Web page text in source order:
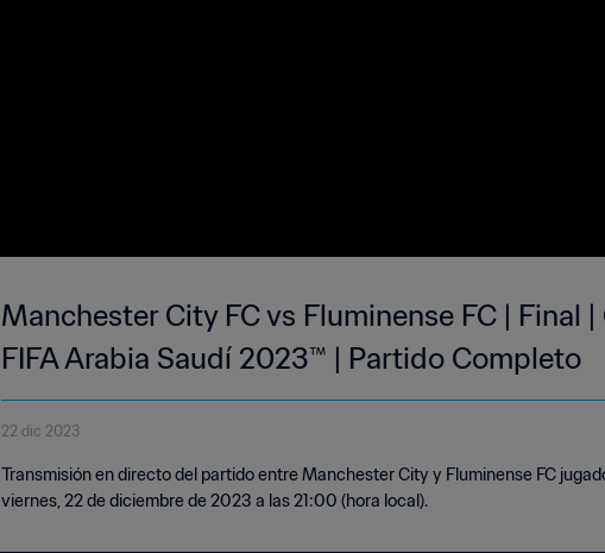
Manchester City FC vs Fluminense FC | Final
FIFA Arabia Saudí 2023™ | Partido Completo
22 dic 2023
Transmisión en directo del partido entre Manchester City y Fluminense FC
viernes, 22 de diciembre de 2023 a las 21:00 (hora local).